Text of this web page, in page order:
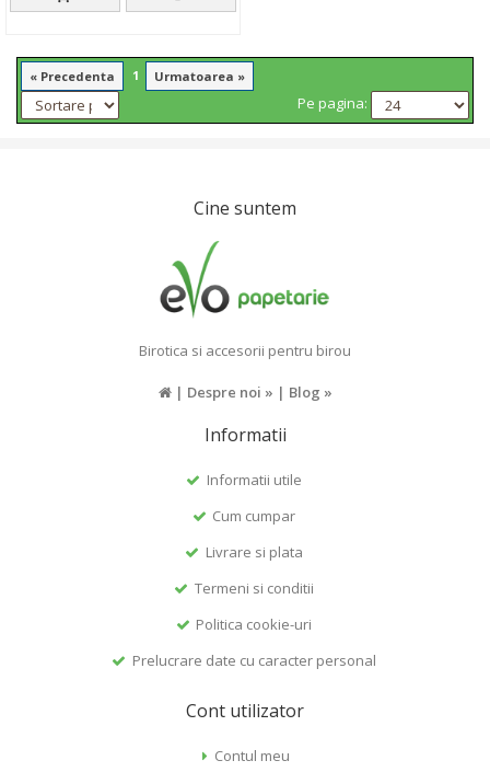
« Precedenta 1 Urmatoarea »
Pe pagina:
Cine suntem
Birotica si accesorii pentru birou
| Despre noi » | Blog »
Informatii
Informatii utile
Cum cumpar
Livrare si plata
Termeni si conditii
Politica cookie-uri
Prelucrare date cu caracter personal
Cont utilizator
Contul meu